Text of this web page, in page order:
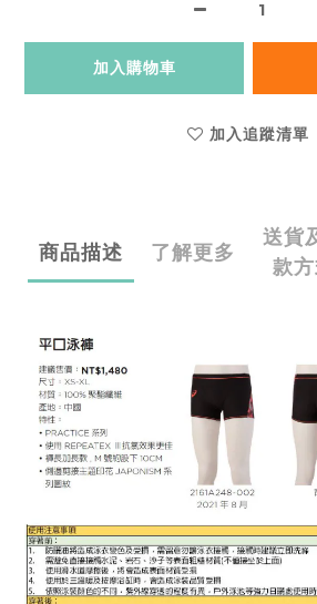
加入購物車
加入追蹤清單
商品描述 了解更多
送貨
款